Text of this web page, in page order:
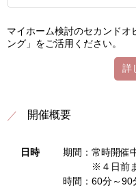
マイホーム検討のセカンドオ
ング」をご活用ください。
詳
開催概要
日時
期間：常時開催
※４日前まで
時間：60分～90